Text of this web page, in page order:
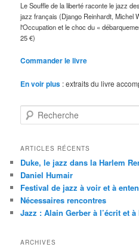
Le Souffle de la liberté raconte le jazz
jazz français (Django Reinhardt, Michel
l'Occupation et le choc du «
25 €)
Commander le livre
En voir plus : extraits du livre
e
h
r
c
h
e
ARTICLES RÉCENTS
Duke, le jazz dans la Harlem
Daniel Humair
Festival de jazz à voir et à
Nécessaires rencontres
Jazz : Alain Gerber à l’écrit et à
ARCHIVES